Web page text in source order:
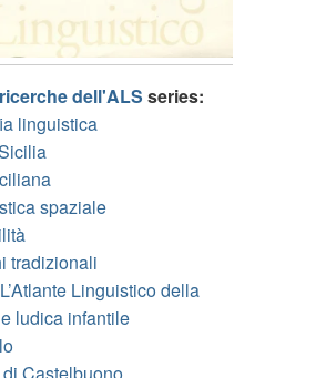
dell'ALS series:
linguistica
spaziale
tradizionali
Linguistico della
ludica infantile
Castelbuono